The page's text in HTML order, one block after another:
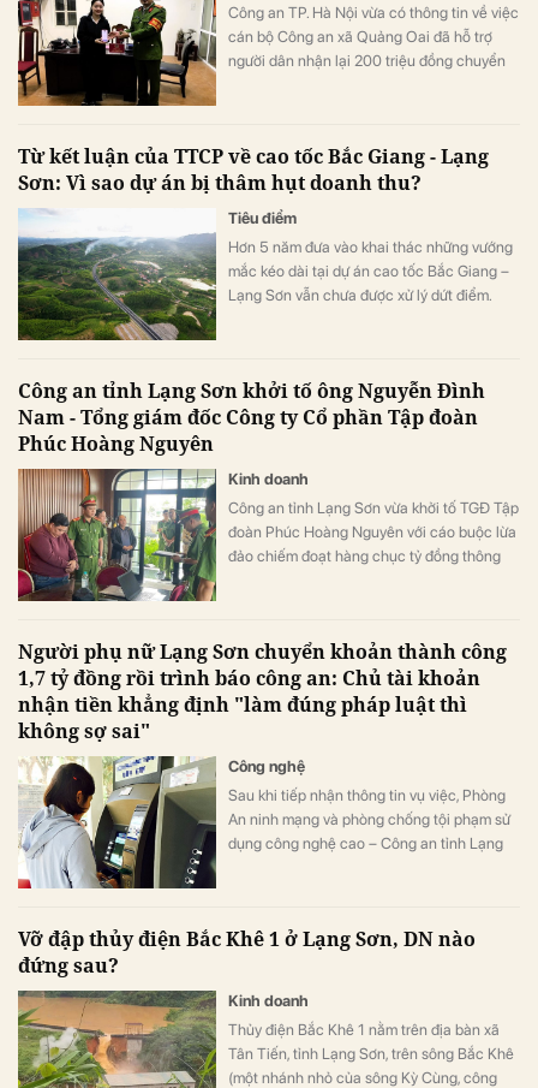
Công an TP. Hà Nội vừa có thông tin về việc
cán bộ Công an xã Quảng Oai đã hỗ trợ
người dân nhận lại 200 triệu đồng chuyển
Từ kết luận của TTCP về cao tốc Bắc Giang - Lạng
Sơn: Vì sao dự án bị thâm hụt doanh thu?
Tiêu điểm
Hơn 5 năm đưa vào khai thác những vướng
mắc kéo dài tại dự án cao tốc Bắc Giang –
Lạng Sơn vẫn chưa được xử lý dứt điểm.
dự báo ban đầu, dẫn tới thâm hụt doanh thu,
"vỡ" phương án tài chính đã phê duyệt cho
Công an tỉnh Lạng Sơn khởi tố ông Nguyễn Đình
Nam - Tổng giám đốc Công ty Cổ phần Tập đoàn
Phúc Hoàng Nguyên
Kinh doanh
Công an tỉnh Lạng Sơn vừa khởi tố TGĐ Tập
đoàn Phúc Hoàng Nguyên với cáo buộc lừa
đảo chiếm đoạt hàng chục tỷ đồng thông
Người phụ nữ Lạng Sơn chuyển khoản thành công
1,7 tỷ đồng rồi trình báo công an: Chủ tài khoản
nhận tiền khẳng định "làm đúng pháp luật thì
không sợ sai"
Công nghệ
Sau khi tiếp nhận thông tin vụ việc, Phòng
An ninh mạng và phòng chống tội phạm sử
dụng công nghệ cao – Công an tỉnh Lạng
Vỡ đập thủy điện Bắc Khê 1 ở Lạng Sơn, DN nào
đứng sau?
Kinh doanh
Thủy điện Bắc Khê 1 nằm trên địa bàn xã
Tân Tiến, tỉnh Lạng Sơn, trên sông Bắc Khê
(một nhánh nhỏ của sông Kỳ Cùng, công